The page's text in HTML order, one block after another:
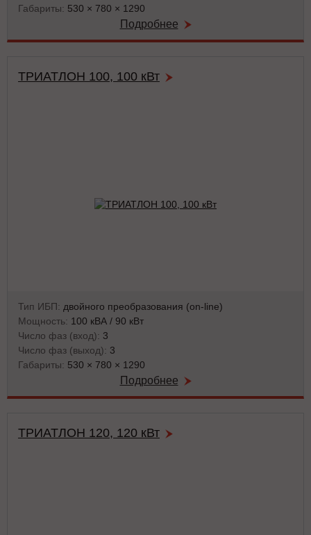
Габариты: 530 × 780 × 1290
Подробнее
ТРИАТЛОН 100, 100 кВт
Тип ИБП: двойного преобразования (on-line)
Мощность: 100 кВА / 90 кВт
Число фаз (вход): 3
Число фаз (выход): 3
Габариты: 530 × 780 × 1290
Подробнее
ТРИАТЛОН 120, 120 кВт